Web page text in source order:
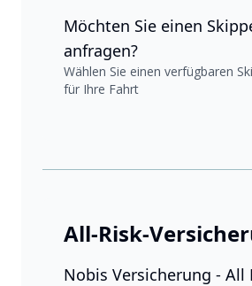
Möchten Sie einen
anfragen?
Wählen Sie einen verfügbaren
für Ihre Fahrt
All-Risk-
Nobis Versicherung - All